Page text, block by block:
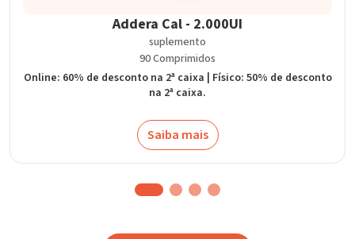
Addera Cal - 2.000UI
suplemento
90 Comprimidos
Online: 60% de desconto na 2ª caixa | Físico: 50% de desconto
na 2ª caixa.
Saiba mais